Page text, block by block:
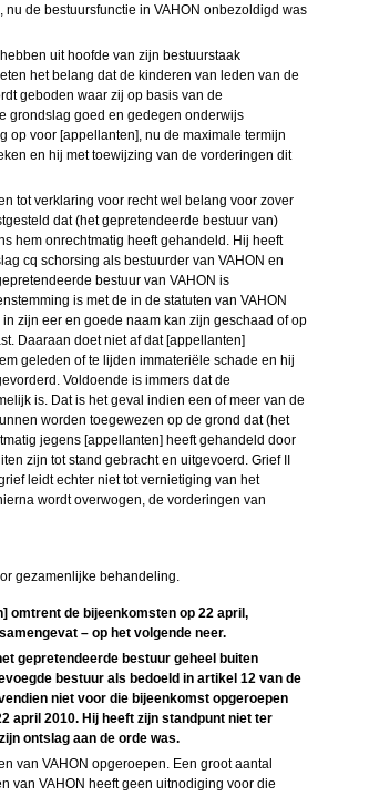
de bestuursfunctie in VAHON onbezoldigd was
uit hoofde van zijn bestuurstaak
het belang dat de kinderen van leden van de
geboden waar zij op basis van de
grondslag goed en gedegen onderwijs
op voor [appellanten], nu de maximale termijn
en hij met toewijzing van de vorderingen dit
tot verklaring voor recht wel belang voor zover
dat (het gepretendeerde bestuur van)
hem onrechtmatig heeft gehandeld. Hij heeft
cq schorsing als bestuurder van VAHON en
bestuur van VAHON is
is met de in de statuten van VAHON
zijn eer en goede naam kan zijn geschaad of op
Daaraan doet niet af dat [appellanten]
geleden of te lijden immateriële schade en hij
Voldoende is immers dat de
is. Dat is het geval indien een of meer van de
worden toegewezen op de grond dat (het
jegens [appellanten] heeft gehandeld door
zijn tot stand gebracht en uitgevoerd. Grief II
leidt echter niet tot vernietiging van het
wordt overwogen, de vorderingen van
gezamenlijke behandeling.
omtrent de bijeenkomsten op 22 april,
– op het volgende neer.
gepretendeerde bestuur geheel buiten
bestuur als bedoeld in artikel 12 van de
niet voor die bijeenkomst opgeroepen
april 2010. Hij heeft zijn standpunt niet ter
ontslag aan de orde was.
van VAHON opgeroepen. Een groot aantal
van VAHON heeft geen uitnodiging voor die